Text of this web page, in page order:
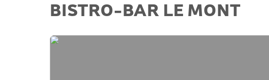
BISTRO-BAR LE MONT